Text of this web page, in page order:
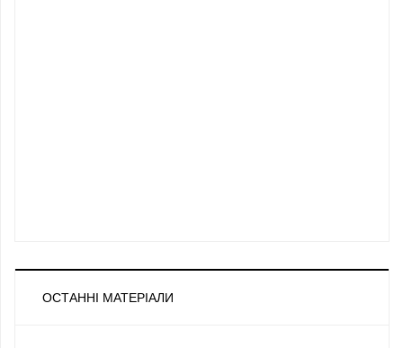
ОСТАННІ МАТЕРІАЛИ